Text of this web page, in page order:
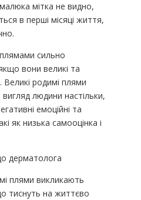
мітка не видно,
в перші місяці життя,
плямами сильно
вони великі та
Великі родимі плями
людини настільки,
емоційні та
як низька самооцінка і
дерматолога
плями викликають
тиснуть на життєво